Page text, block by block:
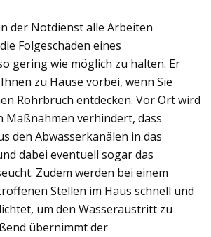
der Notdienst alle Arbeiten
Folgeschäden eines
gering wie möglich zu halten. Er
zu Hause vorbei, wenn Sie
Rohrbruch entdecken. Vor Ort wird
Maßnahmen verhindert, dass
den Abwasserkanälen in das
dabei eventuell sogar das
Zudem werden bei einem
Stellen im Haus schnell und
um den Wasseraustritt zu
übernimmt der